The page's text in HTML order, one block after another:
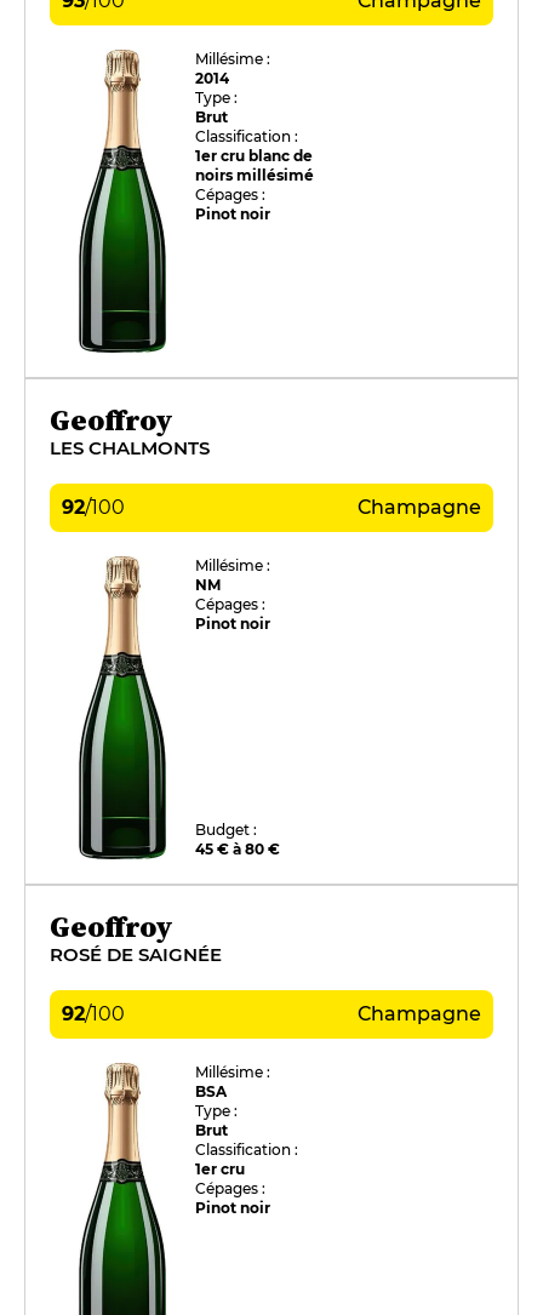
Millésime :
2014
Type :
Brut
Classification :
1er cru blanc de
noirs millésimé
Cépages :
Pinot noir
Geoffroy
LES CHALMONTS
92/100 Champagne
Millésime :
NM
Cépages :
Pinot noir
Budget :
45 € à 80 €
Geoffroy
ROSÉ DE SAIGNÉE
92/100 Champagne
Millésime :
BSA
Type :
Brut
Classification :
1er cru
Cépages :
Pinot noir